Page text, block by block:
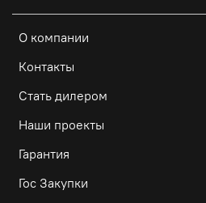
О компании
Контакты
Стать дилером
Наши проекты
Гарантия
Гос Закупки